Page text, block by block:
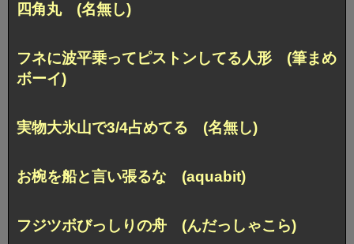
四角丸 (名無し)
フネに波平乗ってピストンしてる人形 (筆まめ
ボーイ)
実物大氷山で3/4占めてる (名無し)
お椀を船と言い張るな (aquabit)
フジツボびっしりの舟 (んだっしゃこら)